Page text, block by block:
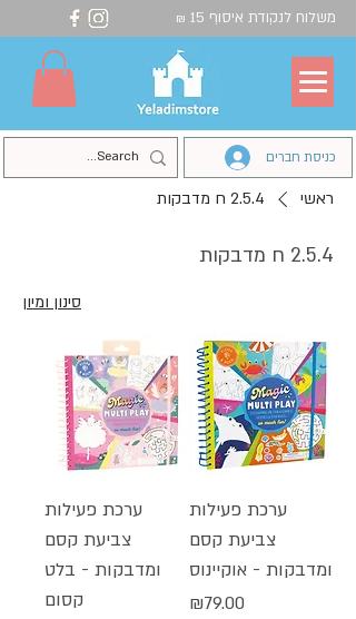
משלוח לנקודת איסוף 15 ₪
כניסת חברים
ראשי 2.5.4 ח מדבקות
2.5.4 ח מדבקות
סינון ומיון
ערכת פעילות
צביעת קסם
ומדבקות - אוקיינוס
מחיר
₪79.00
ערכת פעילות
צביעת קסם
ומדבקות - בלט
קסום